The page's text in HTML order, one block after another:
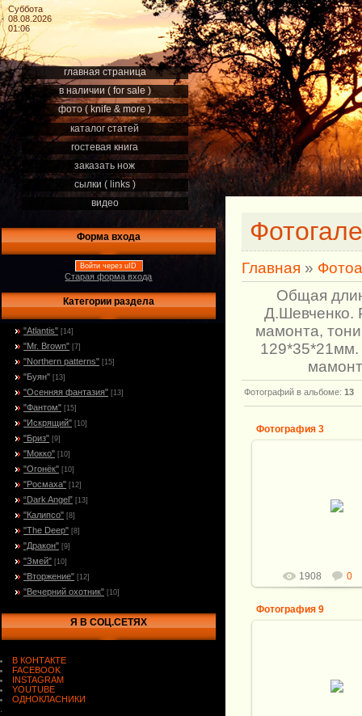
Суббота
08.08.2026
01:06
главная страница
в наличии ( for sale )
фото ( knife & more )
каталог статей
гостевая книга
заказать нож
сылки ( links )
видео
Форма входа
Войти через uID
Старая форма входа
Категории раздела
"Atlantis" [14]
"Mr. Brown" [7]
"Northern patterns" [15]
"Буян" [13]
"Осенняя фантазия" [13]
"Фантом" [15]
"Искрящий" [10]
"Бриз" [9]
"Мокко" [10]
"Огонёк" [10]
"Росмаха" [12]
“Dark Angel” [13]
"Калипсо" [8]
"The Deep" [8]
"Дракон" [9]
"Змей" [10]
"Вторжение" [12]
"Вечерний охотник" [10]
Я В СОЦ.СЕТЯХ
В КОНТАКТЕ
FACEBOOK
INSTAGRAM
YOUTUBE
ОДНОКЛАСНИКИ
Главная »
Общая
Д.Шевченко.
мамонта,
Фотографий в альбоме: 13
Фотография 3
1908 0
Фотография 9